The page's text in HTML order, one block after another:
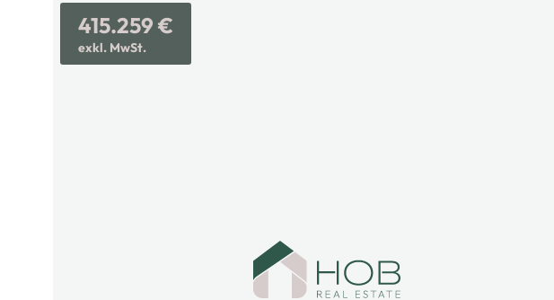
415.259 €
exkl. MwSt.